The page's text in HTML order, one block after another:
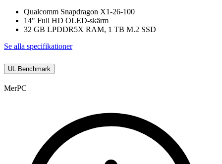
Qualcomm Snapdragon X1-26-100
14" Full HD OLED-skärm
32 GB LPDDR5X RAM, 1 TB M.2 SSD
Se alla specifikationer
UL Benchmark
MerPC